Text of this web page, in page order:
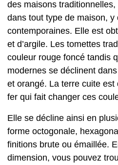
des maisons traditionnelles,
dans tout type de maison, y
contemporaines. Elle est
et d’argile. Les tomettes
couleur rouge foncé tandis
modernes se déclinent
et orangé. La terre cuite est
fer qui fait changer ces
Elle se décline ainsi en
forme octogonale,
finitions brute ou émaillée.
dimension, vous pouvez